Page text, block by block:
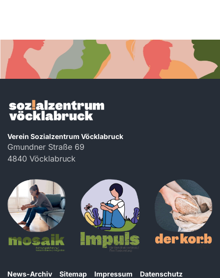
Verein Sozialzentrum Vöcklabruck
Gmundner Straße 69
4840 Vöcklabruck
News-Archiv Sitemap Impressum Datenschutz